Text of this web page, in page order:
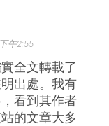
午2:55
全文轉載了
出處。我有
看到其作者
的文章大多